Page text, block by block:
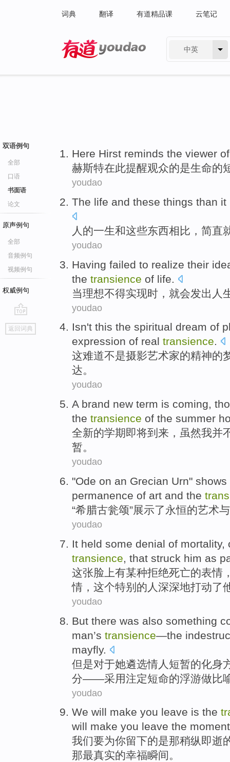
词典 翻译 有道精品课 云笔记
中英
双语例句
全部
口语
书面语
论文
原声例句
全部
音频例句
视频例句
权威例句
go
top
返回词典
Here Hirst reminds the viewer of
赫斯特在此提醒观众的是生命的
youdao
The life and these things than it
人 的一生和这些东西相比 ，简直
youdao
Having failed to realize their
the transience of life
当理想不得实现时， 就会发出 人
youdao
Isn't this the spiritual dream of
expression of real transience.
这难道不是摄影艺术家的精神的
达。
youdao
A brand new term is coming,
the transience of the summer
全新的学期即将到来， 虽然我并
暂。
youdao
"Ode on an Grecian Urn" shows
permanence of art and the
“希腊古瓮颂”展示了永恒的艺术与
youdao
It held some denial of mortality,
transience, that struck him as
这张脸上有某种拒绝死亡的表情
情， 这个特别 的 人 深深地打动了
youdao
But there was also something
man’s transience—the
mayfly.
但是对于她遴选情人 短暂的化身
分——采用注定短命的浮游做比
youdao
We will make you leave is the
will make you leave the moment
我们要为你留下的是那稍纵即逝
那最真实的幸福瞬间。